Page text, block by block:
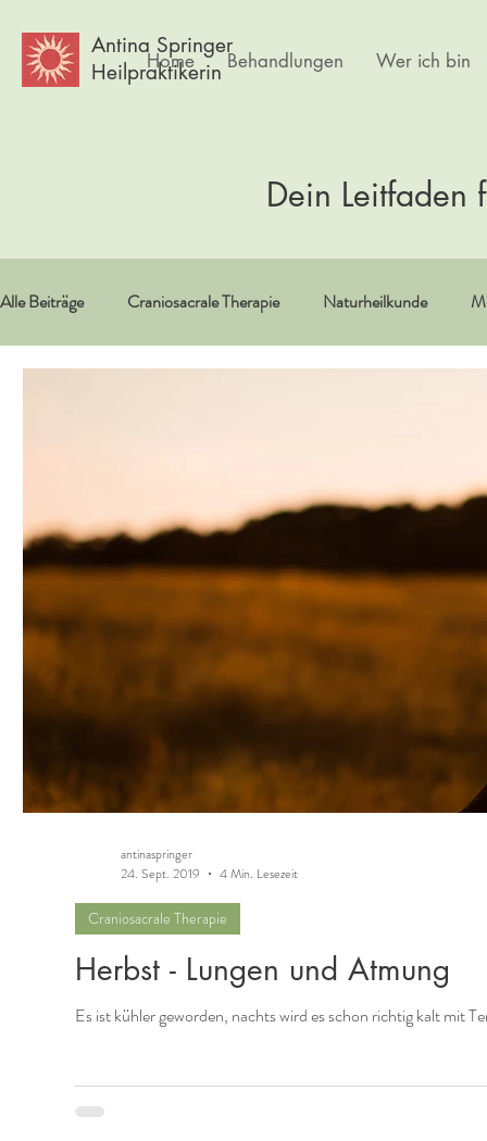
Antina Springer
Heilpraktikerin
Home Behandlungen Wer ich bin
Dein Leitfaden
Alle Beiträge Craniosacrale Therapie Naturheilkunde
Herbst - Lungen und Atmung
Es ist kühler geworden, nachts wird es schon richtig kalt mit
Craniosacrale Therapie
antinaspringer
24. Sept. 2019
4 Min. Lesezeit